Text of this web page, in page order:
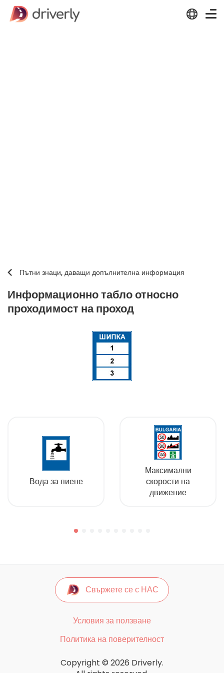
Пътни знаци, даващи допълнителна информация
Информационно табло относно
проходимост на проход
Вода за пиене
Максимални
скорости на
движение
Свържете се с НАС
Условия за ползване
Политика на поверителност
Copyright © 2026 Driverly.